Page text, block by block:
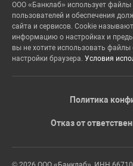
ООО «Банклаб» использует
пользователей и обеспечения
сайта и сервисов. Cookie
информацию о настройках и
вы не хотите использовать
настройки браузера. Условия
Политика
Отказ от